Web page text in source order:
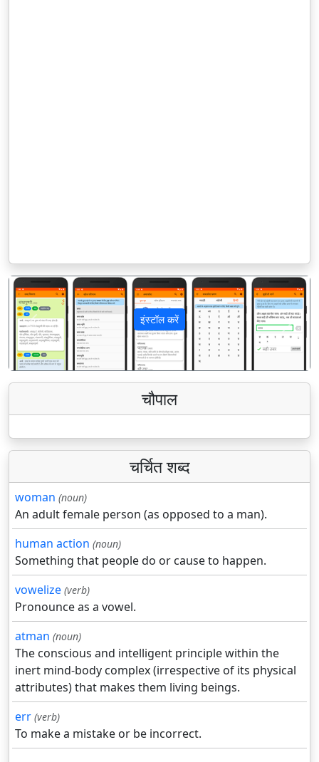
इंस्टॉल करें
पिछला अगला
चौपाल
चर्चित शब्द
woman (noun)
An adult female person (as opposed to a man).
human action (noun)
Something that people do or cause to happen.
vowelize (verb)
Pronounce as a vowel.
atman (noun)
The conscious and intelligent principle within the
inert mind-body complex (irrespective of its physical
attributes) that makes them living beings.
err (verb)
To make a mistake or be incorrect.